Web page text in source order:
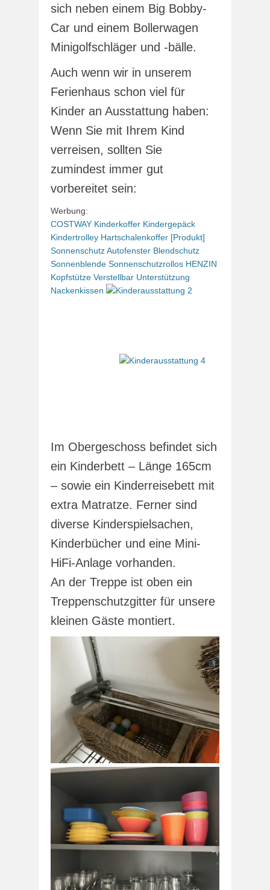
sich neben einem Big Bobby-
Car und einem Bollerwagen
Minigolfschläger und -bälle.
Auch wenn wir in unserem
Ferienhaus schon viel für
Kinder an Ausstattung haben:
Wenn Sie mit Ihrem Kind
verreisen, sollten Sie
zumindest immer gut
vorbereitet sein:
Werbung:
COSTWAY Kinderkoffer Kindergepäck
Kindertrolley Hartschalenkoffer [Produkt]
Sonnenschutz Autofenster Blendschutz
Sonnenblende Sonnenschutzrollos HENZIN
Kopfstütze Verstellbar Unterstützung
Nackenkissen
Im Obergeschoss befindet sich
ein Kinderbett – Länge 165cm
– sowie ein Kinderreisebett mit
extra Matratze. Ferner sind
diverse Kinderspielsachen,
Kinderbücher und eine Mini-
HiFi-Anlage vorhanden.
An der Treppe ist oben ein
Treppenschutzgitter für unsere
kleinen Gäste montiert.